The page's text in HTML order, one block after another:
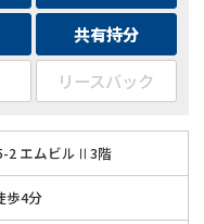
共有持分
リースバック
2 エムビルⅡ3階
歩4分